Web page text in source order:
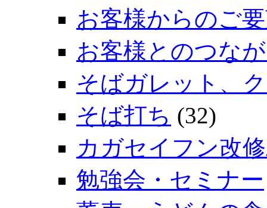
お客様からのご
お客様とのつな
そばガレット、
そば打ち (32)
カガセイフン改
勉強会・セミナー